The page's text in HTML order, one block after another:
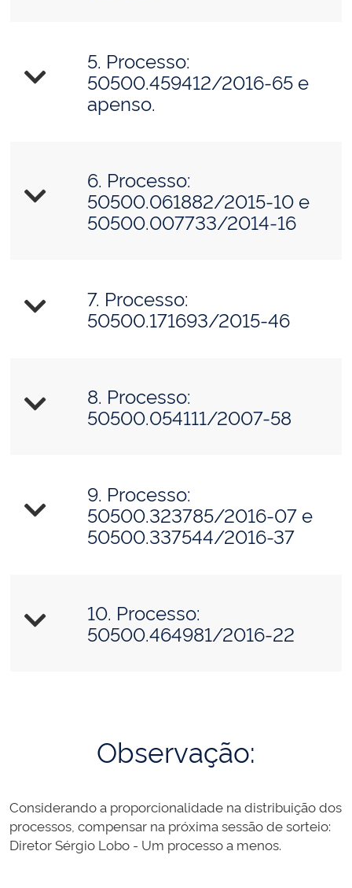
5. Processo:
50500.459412/2016-65 e
apenso.
6. Processo:
50500.061882/2015-10 e
50500.007733/2014-16
7. Processo:
50500.171693/2015-46
8. Processo:
50500.054111/2007-58
9. Processo:
50500.323785/2016-07 e
50500.337544/2016-37
10. Processo:
50500.464981/2016-22
Observação:
Considerando a proporcionalidade na distribuição dos
processos, compensar na próxima sessão de sorteio:
Diretor Sérgio Lobo - Um processo a menos.